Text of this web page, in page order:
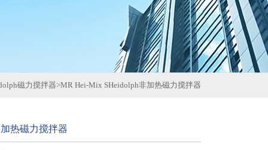
磁力搅拌器>MR Hei-Mix SHeidolph非加热磁力搅拌器
热磁力搅拌器